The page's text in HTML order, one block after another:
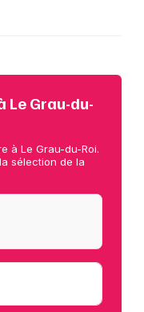
Le Grau-du-
à Le Grau-du-Roi.
sélection de la